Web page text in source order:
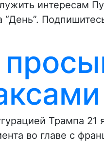
интересам
“День”.
Трампа
во главе с